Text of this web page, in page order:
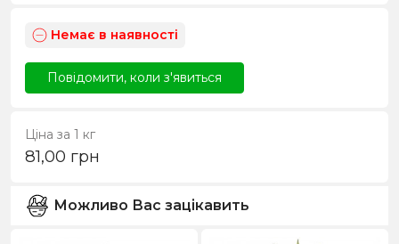
Немає в наявності
Повідомити, коли з'явиться
Ціна за 1 кг
81,00 грн
Можливо Вас зацікавить